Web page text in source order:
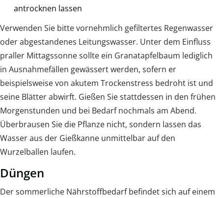
antrocknen lassen
Verwenden Sie bitte vornehmlich gefiltertes Regenwasser
oder abgestandenes Leitungswasser. Unter dem Einfluss
praller Mittagssonne sollte ein Granatapfelbaum lediglich
in Ausnahmefällen gewässert werden, sofern er
beispielsweise von akutem Trockenstress bedroht ist und
seine Blätter abwirft. Gießen Sie stattdessen in den frühen
Morgenstunden und bei Bedarf nochmals am Abend.
Überbrausen Sie die Pflanze nicht, sondern lassen das
Wasser aus der Gießkanne unmittelbar auf den
Wurzelballen laufen.
Düngen
Der sommerliche Nährstoffbedarf befindet sich auf einem